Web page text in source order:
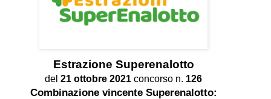
Estrazione Superenalotto
del 21 ottobre 2021 concorso n. 126
Combinazione vincente Superenalotto: